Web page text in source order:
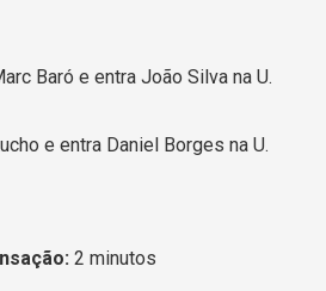
Baró e entra João Silva na U.
e entra Daniel Borges na U.
2 minutos